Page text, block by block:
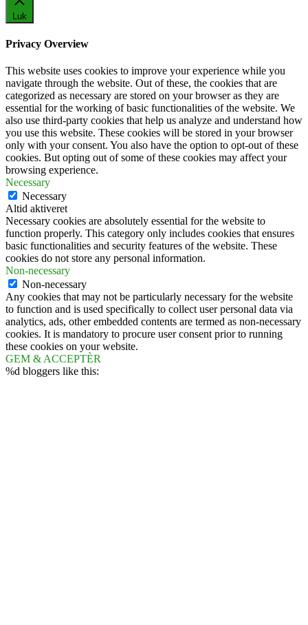
Luk
Privacy Overview
This website uses cookies to improve your experience while you
navigate through the website. Out of these, the cookies that are
categorized as necessary are stored on your browser as they are
essential for the working of basic functionalities of the website. We
also use third-party cookies that help us analyze and understand how
you use this website. These cookies will be stored in your browser
only with your consent. You also have the option to opt-out of these
cookies. But opting out of some of these cookies may affect your
browsing experience.
Necessary
Necessary
Altid aktiveret
Necessary cookies are absolutely essential for the website to
function properly. This category only includes cookies that ensures
basic functionalities and security features of the website. These
cookies do not store any personal information.
Non-necessary
Non-necessary
Any cookies that may not be particularly necessary for the website
to function and is used specifically to collect user personal data via
analytics, ads, other embedded contents are termed as non-necessary
cookies. It is mandatory to procure user consent prior to running
these cookies on your website.
GEM & ACCEPTÈR
%d bloggers like this: